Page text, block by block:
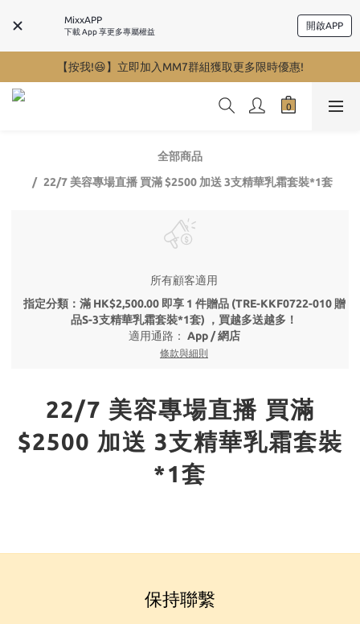
MixxAPP
下載 App 享更多專屬權益
開啟APP
【按我!😆】立即加入MM7群組獲取更多限時優惠!
全部商品
22/7 美容專場直播 買滿 $2500 加送 3支精華乳霜套裝*1套
所有顧客適用
指定分類：滿 HK$2,500.00 即享 1 件贈品 (TRE-KKF0722-010 贈
品S-3支精華乳霜套裝*1套) ，買越多送越多！
適用通路： App / 網店
條款與細則
22/7 美容專場直播 買滿
$2500 加送 3支精華乳霜套裝
*1套
保持聯繫